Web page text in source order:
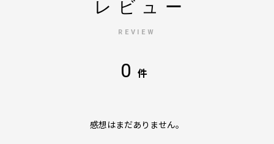
レビュー
REVIEW
0 件
感想はまだありません。